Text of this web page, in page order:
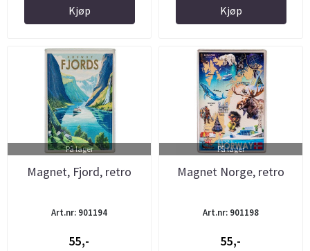
Kjøp Kjøp
På lager
Magnet, Fjord, retro
Art.nr: 901194
55,-
På lager
Magnet Norge, retro
Art.nr: 901198
55,-